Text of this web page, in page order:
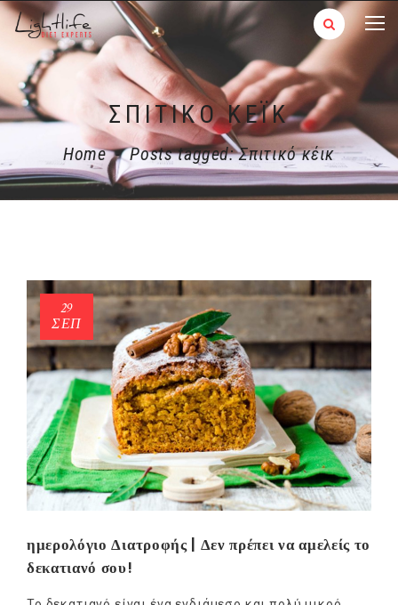
ΣΠΙΤΙΚΌ ΚΈΙΚ
Home - Posts tagged: Σπιτικό κέικ
29
ΣΕΠ
ημερολόγιο Διατροφής | Δεν πρέπει να αμελείς το
δεκατιανό σου!